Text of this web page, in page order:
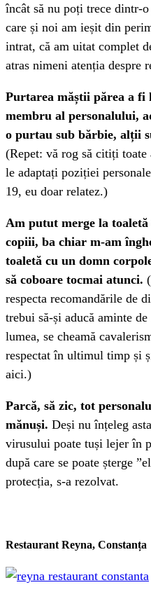
încât să nu poți trece dintr-
care și noi am ieșit din
intrat, că am uitat complet
atras nimeni atenția despre
Purtarea măștii părea a
membru al personalului,
o purtau sub bărbie, alții
(Repet: vă rog să citiți
le adaptați poziției
19, eu doar relatez.)
Am putut merge la
copiii, ba chiar m-am
toaletă cu un domn
să coboare tocmai atunci. (
respecta recomandările de
trebui să-și aducă aminte
lumea, se cheamă
respectat în ultimul timp și
aici.)
Parcă, să zic, tot
mănuși. Deși nu înțeleg
virusului poate tuși lejer în
după care se poate șterge
protecția, s-a rezolvat.
Restaurant Reyna, Constanța